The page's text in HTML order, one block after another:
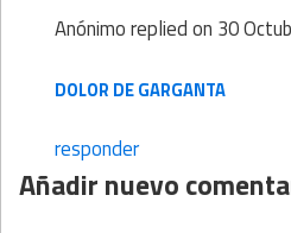
Anónimoreplied on 30
DOLOR DE GARGANTA
responder
Añadir nuevo